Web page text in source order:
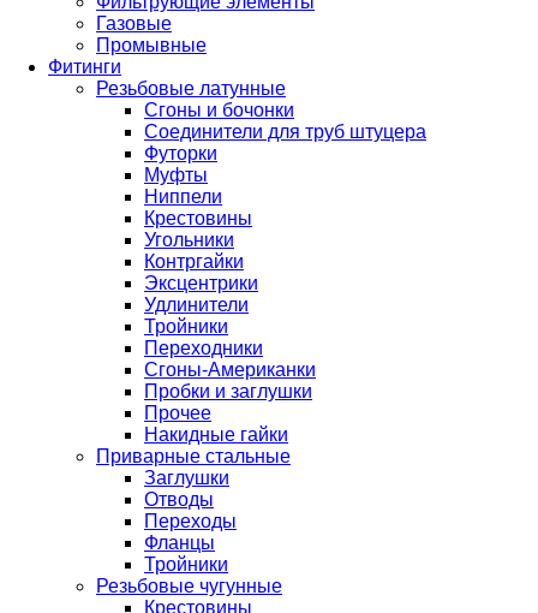
Газовые
Промывные
Фитинги
Резьбовые латунные
Сгоны и бочонки
Соединители для труб штуцера
Футорки
Муфты
Ниппели
Крестовины
Угольники
Контргайки
Эксцентрики
Удлинители
Тройники
Переходники
Сгоны-Американки
Пробки и заглушки
Прочее
Накидные гайки
Приварные стальные
Заглушки
Отводы
Переходы
Фланцы
Тройники
Резьбовые чугунные
Крестовины